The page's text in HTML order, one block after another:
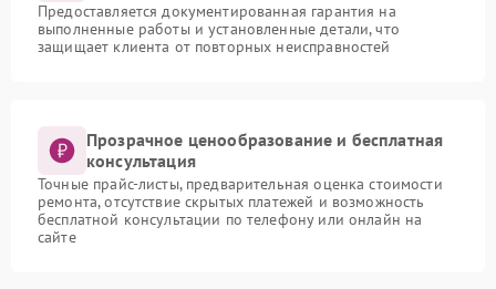
Предоставляется документированная гарантия на
выполненные работы и установленные детали, что
защищает клиента от повторных неисправностей
Прозрачное ценообразование и бесплатная
консультация
Точные прайс-листы, предварительная оценка стоимости
ремонта, отсутствие скрытых платежей и возможность
бесплатной консультации по телефону или онлайн на
сайте